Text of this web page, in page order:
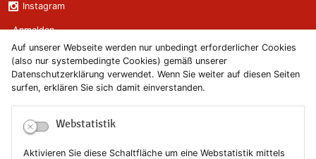
Auf unserer Webseite werden nur unbedingt erforderlicher Cookies
(also nur systembedingte Cookies) gemäß unserer
Datenschutzerklärung verwendet. Wenn Sie weiter auf diesen Seiten
surfen, erklären Sie sich damit einverstanden.
Webstatistik
Aktivieren Sie diese Schaltfläche um eine Webstatistik mittels
Instagram
Anmelden
Kontakt
Newsletter
Newsletterabmeldung
Impressum